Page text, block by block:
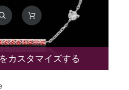
カスタマイズする